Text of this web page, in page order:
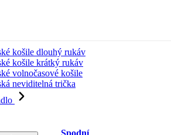
košile dlouhý rukáv
košile krátký rukáv
volnočasové košile
neviditelná trička
Spodní